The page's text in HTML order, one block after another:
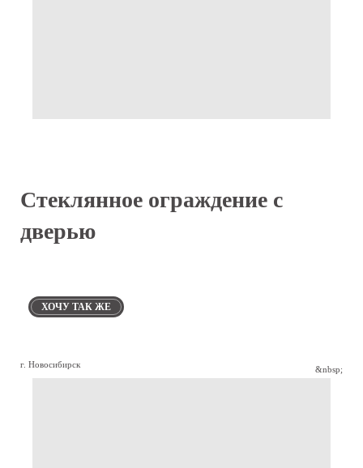
Стеклянное ограждение с
дверью
ХОЧУ ТАК ЖЕ
г. Новосибирск &nbsp;